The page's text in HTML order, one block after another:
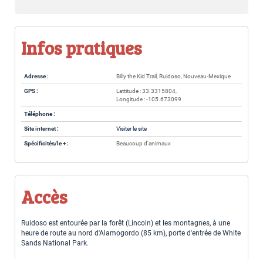
Infos pratiques
Adresse : Billy the Kid Trail, Ruidoso, Nouveau-Mexique
GPS :
Lattitude : 33.3315804,
Longitude : -105.673099
Téléphone :
Site internet : Visiter le site
Spécificités/le + : Beaucoup d'animaux
Accès
Ruidoso est entourée par la forêt (Lincoln) et les montagnes, à une
heure de route au nord d'Alamogordo (85 km), porte d'entrée de White
Sands National Park.